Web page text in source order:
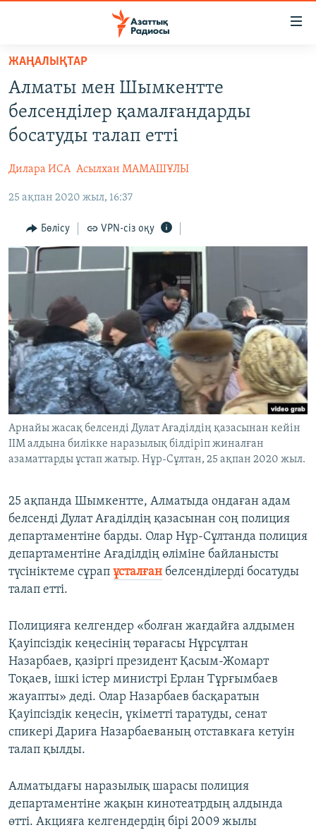
Skip
main
content
Skip
main
Navigation
Skip
Search
САЯСАТ
AZATTYQTV
АДАМ ҚҰҚЫҚТАРЫ
ӘЛЕУМЕТ
ӘЛЕМ
АРНАЙЫ ЖОБАЛАР
ЖАЗЫЛЫҢЫЗ
Басқа тілдерде
ЖАҢАЛЫҚТАР
Алматы мен Шымкентте
белсенділер қамалғандарды
босатуды талап етті
Дилара ИСА Асылхан МАМАШҰЛЫ
25 ақпан 2020 жыл, 16:37
Бөлісу VPN-сіз оқу
Арнайы жасақ белсенді Дулат Ағаділдің қазасынан кейін
ІІМ алдына билікке наразылық білдіріп жиналған
азаматтарды ұстап жатыр. Нұр-Сұлтан, 25 ақпан 2020 жыл.
25 ақпанда Шымкентте, Алматыда ондаған адам
белсенді Дулат Ағаділдің қазасынан соң полиция
департаментіне барды. Олар Нұр-Сұлтанда полиция
департаментіне Ағаділдің өліміне байланысты
түсініктеме сұрап ұсталған белсенділерді босатуды
талап етті.
Полицияға келгендер «болған жағдайға алдымен
Қауіпсіздік кеңесінің төрағасы Нұрсұлтан
Назарбаев, қазіргі президент Қасым-Жомарт
Тоқаев, ішкі істер министрі Ерлан Тұрғымбаев
жауапты» деді. Олар Назарбаев басқаратын
Қауіпсіздік кеңесін, үкіметті таратуды, сенат
спикері Дариға Назарбаеваның отставкаға кетуін
талап қылды.
Алматыдағы наразылық шарасы полиция
департаментіне жақын кинотеатрдың алдында
өтті. Акцияға келгендердің бірі 2009 жылы